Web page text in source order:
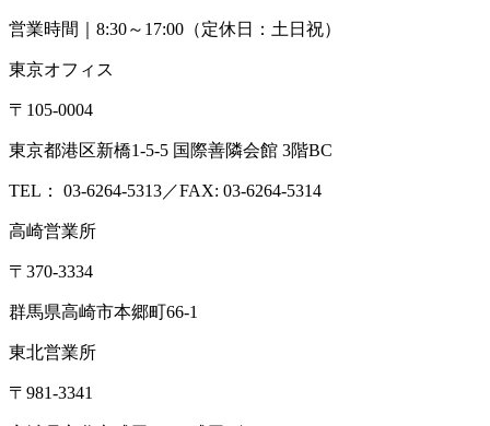
営業時間｜8:30～17:00（定休日：土日祝）
東京オフィス
〒105-0004
東京都港区新橋1-5-5 国際善隣会館 3階BC
TEL： 03-6264-5313／FAX: 03-6264-5314
高崎営業所
〒370-3334
群馬県高崎市本郷町66-1
東北営業所
〒981-3341